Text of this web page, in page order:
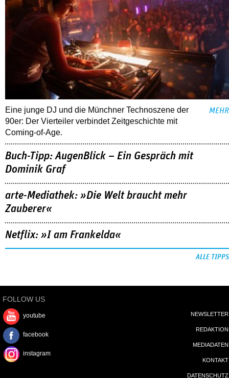
Eine junge DJ und die Münchner Technoszene der
90er: Der Vierteiler verbindet Zeitgeschichte mit
Coming-of-Age.
MEHR
Buch-Tipp: AugenBlick – Ein Gespräch mit
Dominik Graf
arte-Mediathek: »Die Welt braucht mehr
Zauberer«
Netflix: »I am Frankelda«
ALLE TIPPS
FOLLOW US
youtube
facebook
instagram
NEWSLETTER
REDAKTION
MEDIADATEN
KONTAKT
DATENSCHUTZ